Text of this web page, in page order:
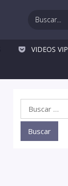
VIDEOS VIP